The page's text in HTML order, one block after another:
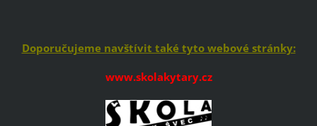
Doporučujeme navštívit také tyto webové stránky:
www.skolakytary.cz